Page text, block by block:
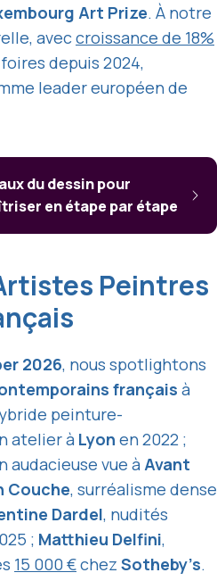
Art Prize. À notre
aveccroissance de 18%
depuis 2024,
leader européen de
du dessin pour
en étape par étape
Peintres
2026, nous spotlightons
français à
peinture-
atelier à Lyon en 2022 ;
audacieuse vue àAvant
Couche, surréalisme dense
Dardel, nudités
; Matthieu Delfini,
15 000 €chez Sotheby’s.